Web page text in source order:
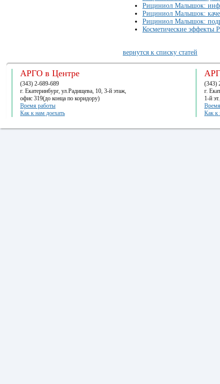
Рициниол Малышок:
Рициниол Малышок:
Рициниол Малышок:
Косметические эффекты
вернутся к списку статей
АРГО в Центре
(343) 2-689-689
г. Екатеринбург, ул.Радищева, 10, 3-й этаж,
офис 319(до конца по коридору)
Время работы
Как к нам доехать
(343)
г.
1-й
Как к